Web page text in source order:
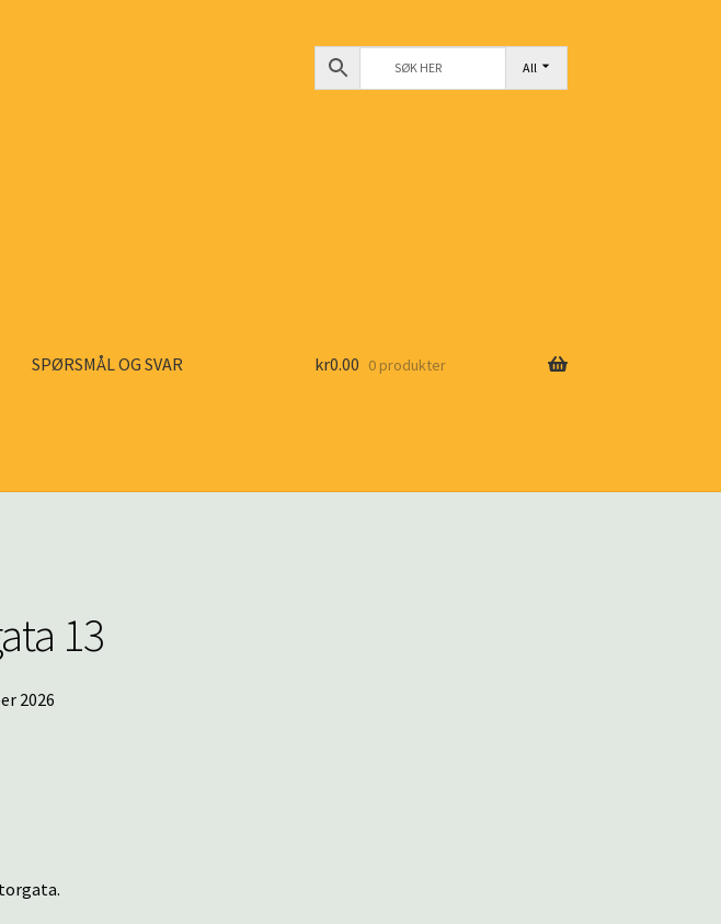
All
SPØRSMÅL OG SVAR kr0.00 0 produkter
13
2026